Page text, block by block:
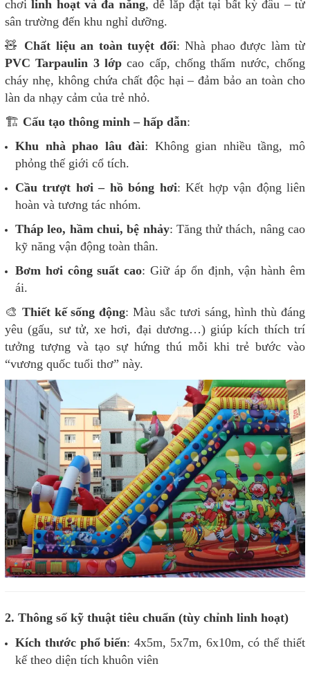
chơilinh hoạt và đa năng, dễ lắp đặt tại bất kỳ đâu – từ
sân trường đến khu nghỉ dưỡng.
🧸 Chất liệu an toàn tuyệt đối: Nhà phao được làm từ
PVC Tarpaulin 3 lớp cao cấp, chống thấm nước, chống
cháy nhẹ, không chứa chất độc hại – đảm bảo an toàn cho
làn da nhạy cảm của trẻ nhỏ.
🏗️ Cấu tạo thông minh – hấp dẫn:
Khu nhà phao lâu đài: Không gian nhiều tầng, mô
phỏng thế giới cổ tích.
Cầu trượt hơi – hồ bóng hơi: Kết hợp vận động liên
hoàn và tương tác nhóm.
Tháp leo, hầm chui, bệ nhảy: Tăng thử thách, nâng cao
kỹ năng vận động toàn thân.
Bơm hơi công suất cao: Giữ áp ổn định, vận hành êm
ái.
🎨 Thiết kế sống động: Màu sắc tươi sáng, hình thù đáng
yêu (gấu, sư tử, xe hơi, đại dương…) giúp kích thích trí
tưởng tượng và tạo sự hứng thú mỗi khi trẻ bước vào
“vương quốc tuổi thơ” này.
2. Thông số kỹ thuật tiêu chuẩn (tùy chỉnh linh hoạt)
Kích thước phổ biến: 4x5m, 5x7m, 6x10m, có thể thiết
kế theo diện tích khuôn viên